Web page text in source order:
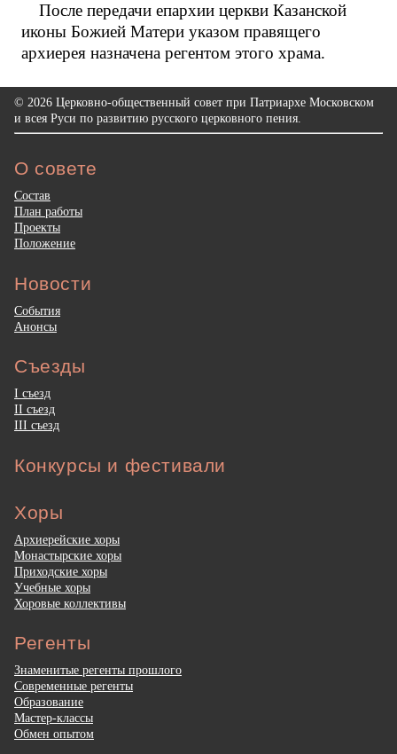
После передачи епархии церкви Казанской
иконы Божией Матери указом правящего
архиерея назначена регентом этого храма.
© 2026 Церковно-общественный совет при Патриархе Московском
и всея Руси по развитию русского церковного пения.
О совете
Состав
План работы
Проекты
Положение
Новости
События
Анонсы
Съезды
I съезд
II съезд
III съезд
Конкурсы и фестивали
Хоры
Архиерейские хоры
Монастырские хоры
Приходские хоры
Учебные хоры
Хоровые коллективы
Регенты
Знаменитые регенты прошлого
Современные регенты
Образование
Мастер-классы
Обмен опытом